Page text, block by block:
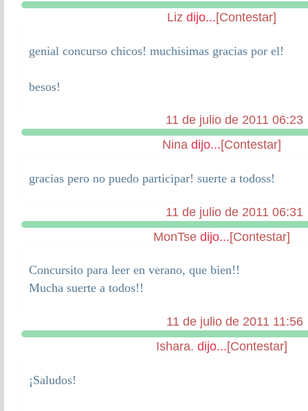
Liz dijo...[Contestar]
genial concurso chicos! muchisimas gracias por el!
besos!
11 de julio de 2011 06:23
Nina dijo...[Contestar]
gracias pero no puedo participar! suerte a todoss!
11 de julio de 2011 06:31
MonTse dijo...[Contestar]
Concursito para leer en verano, que bien!!
Mucha suerte a todos!!
11 de julio de 2011 11:56
Ishara. dijo...[Contestar]
¡Saludos!